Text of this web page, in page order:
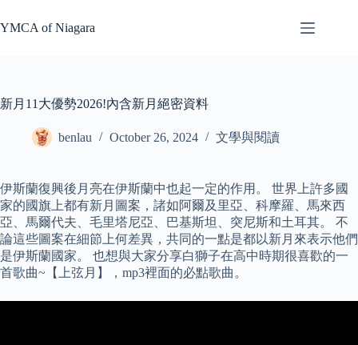
to
content
YMCA of Niagara
新月11大優勢2026!內含新月絕密資料
benlau October 26, 2024 文學與閱讀
伊斯蘭復興後月亮在伊斯蘭中也起一定的作用。 世界上許多國
家的國旗上都有新月圖案，諸如阿爾及里亞、科摩羅、馬來西
亞、馬爾代夫、毛里塔尼亞、巴基斯坦、突尼斯和土耳其。 不
論這些圖案在細節上何差異，共同的一點是都以新月來表示他們
是伊斯蘭國家。 也想與大家分享白獅子在高中時期很喜歡的一
首歌曲~【上弦月】，mp3裡面的必點歌曲。